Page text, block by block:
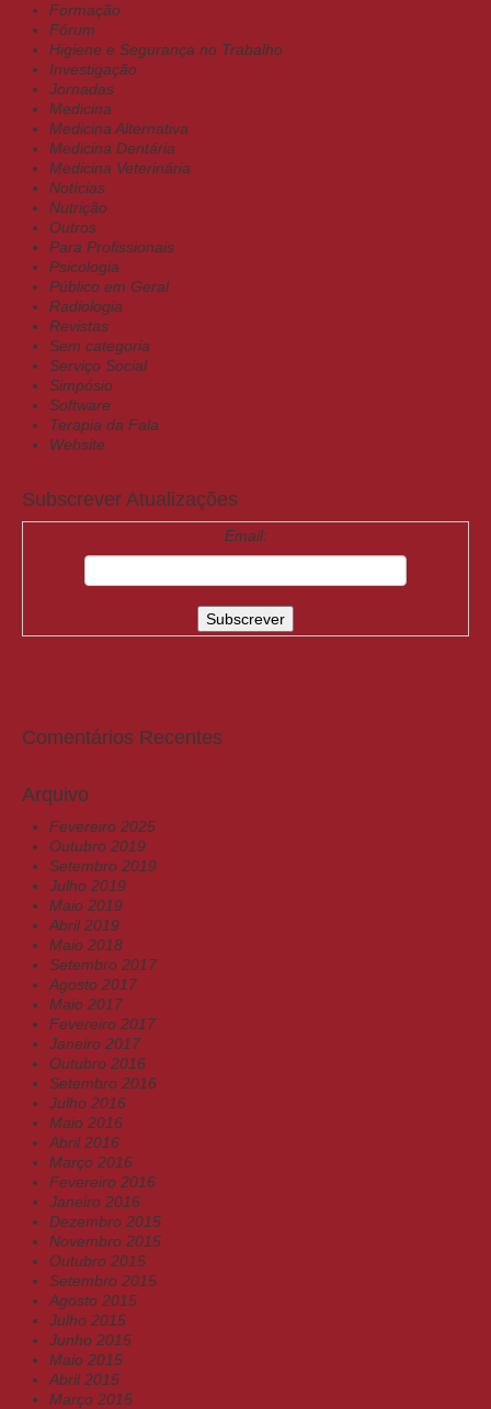
Formação
Fórum
Higiene e Segurança no Trabalho
Investigação
Jornadas
Medicina
Medicina Alternativa
Medicina Dentária
Medicina Veterinária
Notícias
Nutrição
Outros
Para Profissionais
Psicologia
Público em Geral
Radiologia
Revistas
Sem categoria
Serviço Social
Simpósio
Software
Terapia da Fala
Website
Subscrever Atualizações
Email:
Comentários Recentes
Arquivo
Fevereiro 2025
Outubro 2019
Setembro 2019
Julho 2019
Maio 2019
Abril 2019
Maio 2018
Setembro 2017
Agosto 2017
Maio 2017
Fevereiro 2017
Janeiro 2017
Outubro 2016
Setembro 2016
Julho 2016
Maio 2016
Abril 2016
Março 2016
Fevereiro 2016
Janeiro 2016
Dezembro 2015
Novembro 2015
Outubro 2015
Setembro 2015
Agosto 2015
Julho 2015
Junho 2015
Maio 2015
Abril 2015
Março 2015